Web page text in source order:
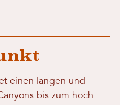
einen langen und
bis zum hoch